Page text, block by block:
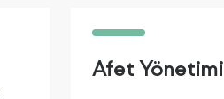
Afet Yönetimi